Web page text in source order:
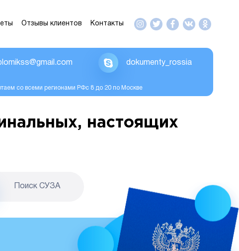
Отзывы клиентов Контакты
dokumenty_rossia
со всеми регионами РФс 8 до 20 по Москве
настоящих
Поиск CУЗА